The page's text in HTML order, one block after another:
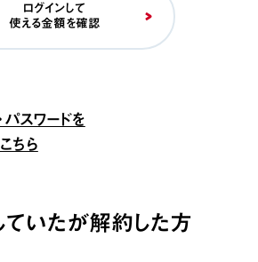
ログインして
使える金額を確認
パスワードを
ちら
いたが解約した方